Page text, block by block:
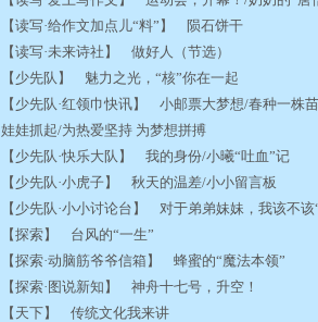
【读写·给作文加点儿“料”】 陨石饼干
【读写·未来诗社】 做好人（节选）
【少先队】 魅力之光，“核”你在一起
【少先队·红领巾快讯】 小邮票大梦想/春种一株
娃娃抓起/为热爱坚持 为梦想拼搏
【少先队·快乐大队】 我的身份/小曦“吐血”记
【少先队·小虎子】 秋天的温差/小小留言板
【少先队·小小讨论台】 对于弟弟妹妹，我该不
【探索】 台风的“一生”
【探索·动脑筋爷爷信箱】 蜂蜜的“魔法本领”
【探索·图说新知】 神舟十七号，升空！
【天下】 传统文化我来讲